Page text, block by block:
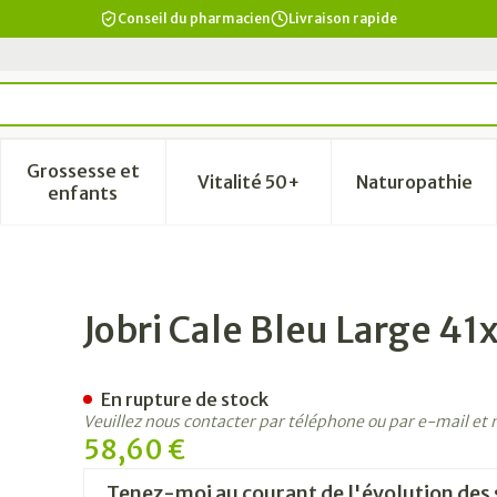
Conseil du pharmacien Livraison rapide
Beauté, soins et hygiène
sous-menu pour la catégorie Régime, alimentation &
Grossesse et
enfantsAfficher le sous-menu pour la catégorie
Vitalité 50+Afficher le sous-menu pour
Naturopathie
Afficher
Jobri Cale Bleu Large
58,60 €
En rupture de stock
Veuillez nous contacter par téléphone ou par e-mail